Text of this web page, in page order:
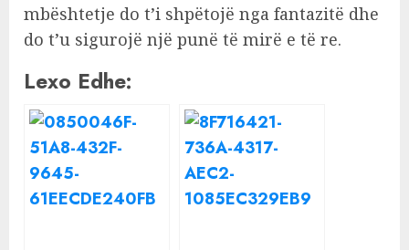
mbështetje do t’i shpëtojë nga fantazitë dhe
do t’u sigurojë një punë të mirë e të re.
Lexo Edhe: